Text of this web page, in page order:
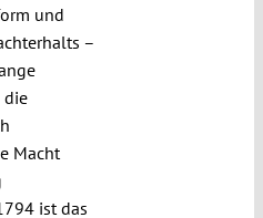
und
–
die
Macht
ist das